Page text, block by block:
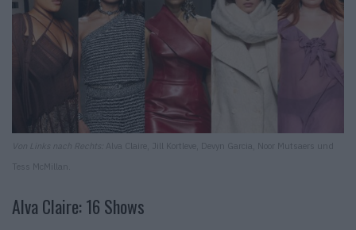
Von Links nach Rechts:
Alva Claire, Jill Kortleve, Devyn Garcia, Noor Mutsaers und
Tess McMillan.
Alva Claire: 16 Shows